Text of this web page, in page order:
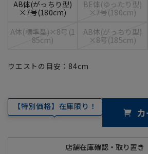
AB体(がっちり型)
×7号(180cm)
BE体(ゆったり型)
×7号(180cm)
A体(標準型)×8号(1
85cm)
AB体(がっちり型)
×8号(185cm)
ウエストの目安： 84cm
【特別価格】在庫限り！